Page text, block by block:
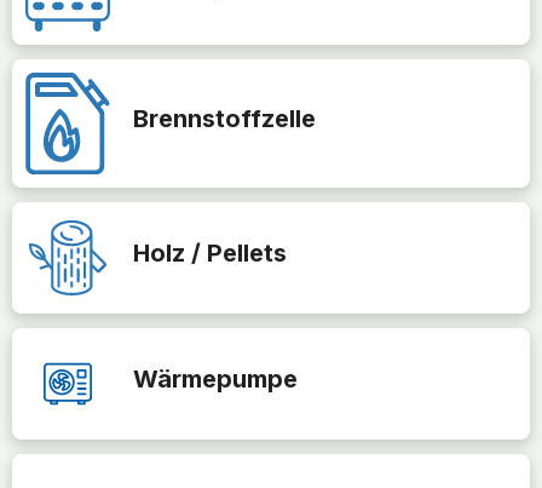
Brennstoffzelle
Holz / Pellets
Wärmepumpe